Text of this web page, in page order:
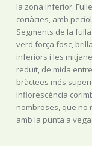
la zona inferior.
coriàcies, amb
Segments de la
verd força fosc,
inferiors i les
reduït, de mida
bràctees més
Inflorescència
nombroses, que no
amb la punta a